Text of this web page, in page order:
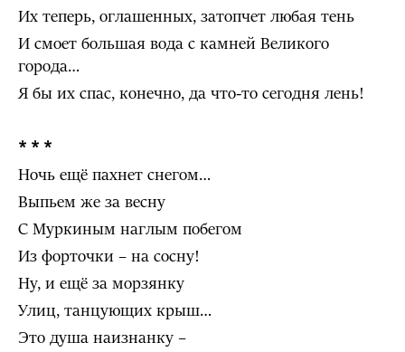
Их теперь, оглашенных, затопчет любая тень
И смоет большая вода с камней Великого
города…
Я бы их спас, конечно, да что-то сегодня лень!
* * *
Ночь ещё пахнет снегом…
Выпьем же за весну
С Муркиным наглым побегом
Из форточки – на сосну!
Ну, и ещё за морзянку
Улиц, танцующих крыш…
Это душа наизнанку –